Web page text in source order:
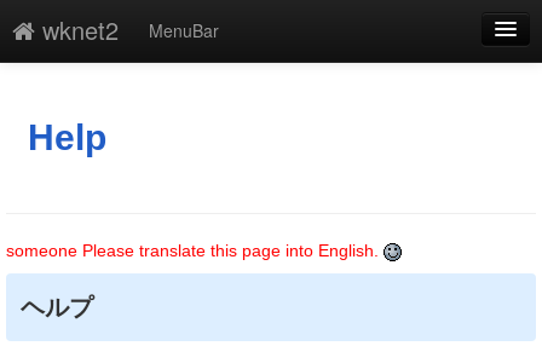
wknet2
MenuBar
添付
最終更新
一覧
Help
someone Please translate this page into English.
ヘルプ